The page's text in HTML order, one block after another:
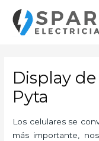
contenido
Display
Pyta
Los celulares se
más importante,